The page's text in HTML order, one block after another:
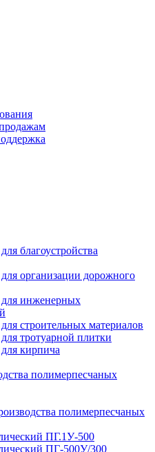
благоустройства
организации дорожного
инженерных
строительных материалов
тротуарной плитки
кирпича
полимерпесчаных
полимерпесчаных
ПГ.1У-500
ПГ-500У/300